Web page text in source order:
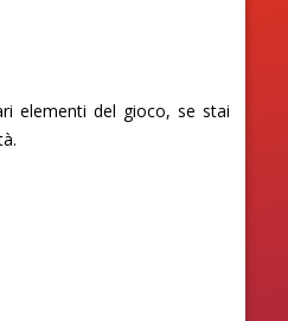
elementi del gioco, se stai